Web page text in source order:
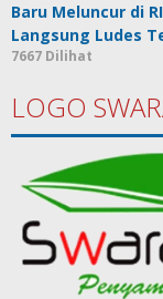
Baru Meluncur di
Langsung Ludes
7667 Dilihat
LOGO